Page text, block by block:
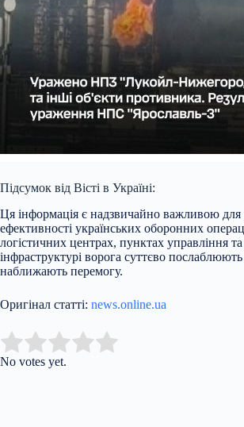
Підсумок від Вісті в Україні:
Ця інформація є надзвичайно важливою для
ефективності українських оборонних
логістичних центрах, пунктах управління та
інфраструктурі ворога суттєво послаблюють
наближають перемогу.
Оригінал статті: news.online.ua
Rate this item:
No votes yet.